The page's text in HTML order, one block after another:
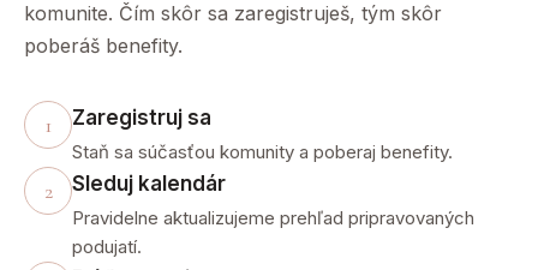
komunite. Čím skôr sa zaregistruješ, tým skôr
poberáš benefity.
1 Zaregistruj sa
Staň sa súčasťou komunity a poberaj benefity.
2 Sleduj kalendár
Pravidelne aktualizujeme prehľad pripravovaných
podujatí.